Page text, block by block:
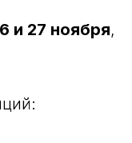
и 27 ноября,